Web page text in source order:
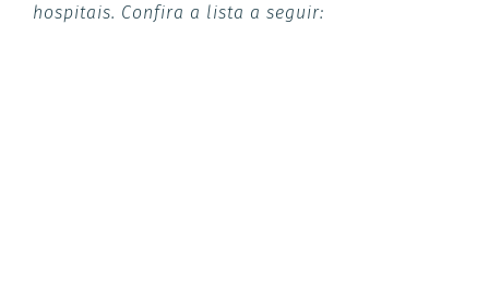
hospitais. Confira a lista a seguir: